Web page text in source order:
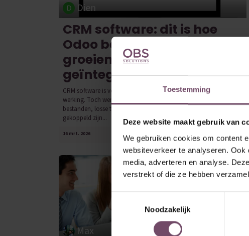
Toestemming
Deze website maakt gebruik van
We gebruiken cookies om content
websiteverkeer te analyseren.
media, adverteren en analyse.
verstrekt of die ze hebben
Toestemmingsselectie
Noodzakelijk
Dien
CRM software: dit is hoe
Odoo bedrijven helpt
groeien met een
geïntegreerd systeem
CRM software is voor veel bedrijven de basis van hun commerciële
werking. Toch werken verrassend veel organisaties nog met Excel-
bestanden, losse tools of beperkte CRM-systemen die niet
gekoppeld zijn...
16 mrt. 2026
Max